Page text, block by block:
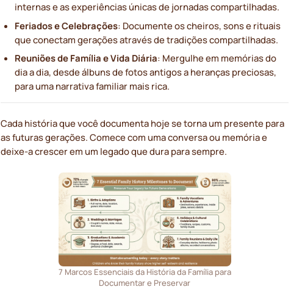
internas e as experiências únicas de jornadas compartilhadas.
Feriados e Celebrações: Documente os cheiros, sons e rituais
que conectam gerações através de tradições compartilhadas.
Reuniões de Família e Vida Diária: Mergulhe em memórias do
dia a dia, desde álbuns de fotos antigos a heranças preciosas,
para uma narrativa familiar mais rica.
Cada história que você documenta hoje se torna um presente para
as futuras gerações. Comece com uma conversa ou memória e
deixe-a crescer em um legado que dura para sempre.
7 Marcos Essenciais da História da Família para
Documentar e Preservar